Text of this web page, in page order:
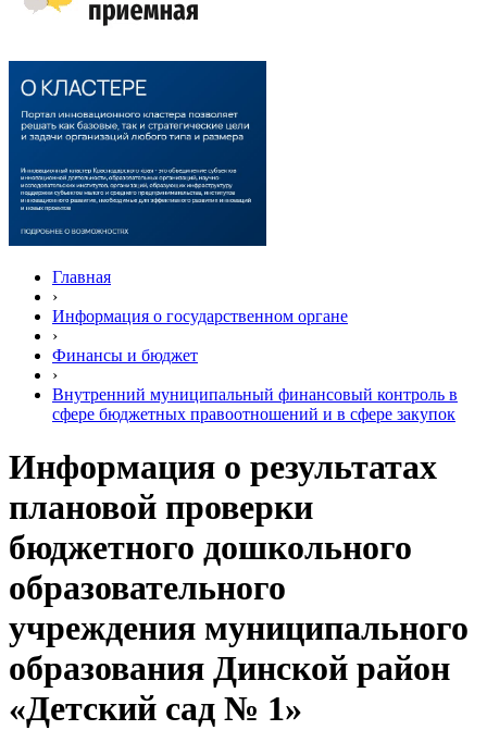
Главная
›
Информация о государственном органе
›
Финансы и бюджет
›
Внутренний муниципальный финансовый контроль в
сфере бюджетных правоотношений и в сфере закупок
Информация о результатах
плановой проверки
бюджетного дошкольного
образовательного
учреждения муниципального
образования Динской район
«Детский сад № 1»